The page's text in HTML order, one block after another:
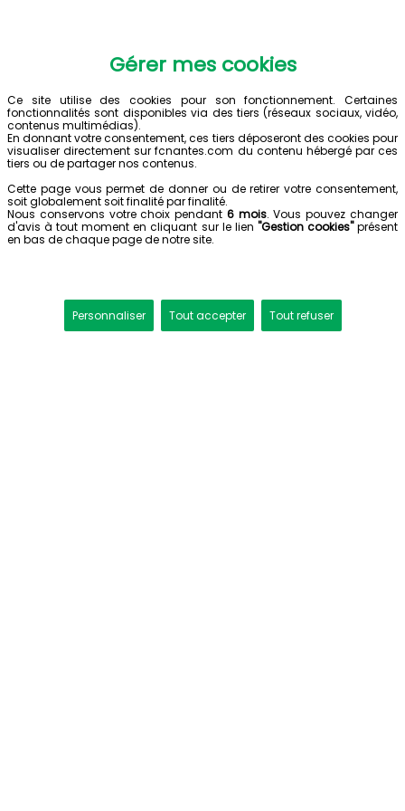
Gérer mes cookies
Ce site utilise des cookies pour son fonctionnement. Certaines
fonctionnalités sont disponibles via des tiers (réseaux sociaux, vidéo,
contenus multimédias).
En donnant votre consentement, ces tiers déposeront des cookies pour
visualiser directement sur fcnantes.com du contenu hébergé par ces
tiers ou de partager nos contenus.
Cette page vous permet de donner ou de retirer votre consentement,
soit globalement soit finalité par finalité.
Nous conservons votre choix pendant 6 mois. Vous pouvez changer
d'avis à tout moment en cliquant sur le lien "Gestion cookies"présent
en bas de chaque page de notre site.
Personnaliser Tout accepter Tout refuser